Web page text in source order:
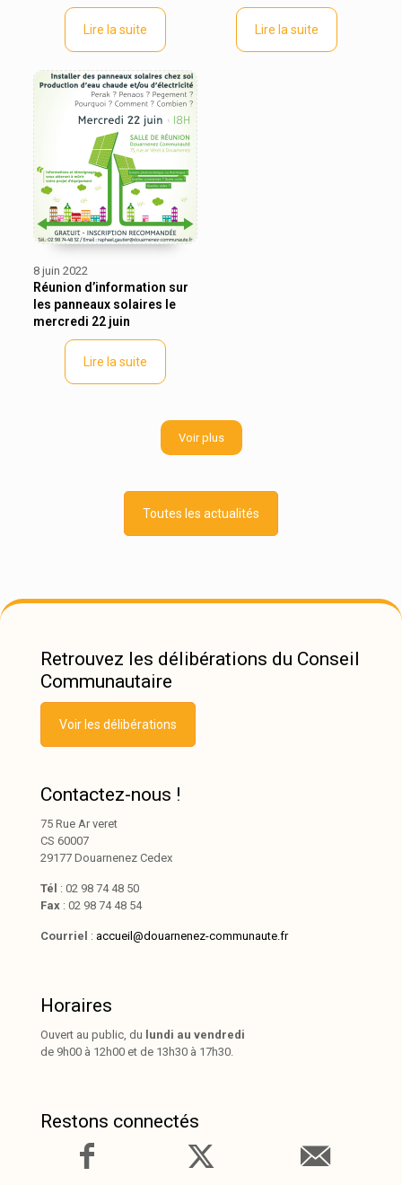
Lire la suite Lire la suite
8 juin 2022
Réunion d’information sur
les panneaux solaires le
mercredi 22 juin
Lire la suite
Voir plus
Toutes les actualités
Retrouvez les délibérations du Conseil
Communautaire
Voir les délibérations
Contactez-nous !
75 Rue Ar veret
CS 60007
29177 Douarnenez Cedex
Tél : 02 98 74 48 50
Fax : 02 98 74 48 54
Courriel : accueil@douarnenez-communaute.fr
Horaires
Ouvert au public, du lundi au vendredi
de 9h00 à 12h00 et de 13h30 à 17h30.
Restons connectés